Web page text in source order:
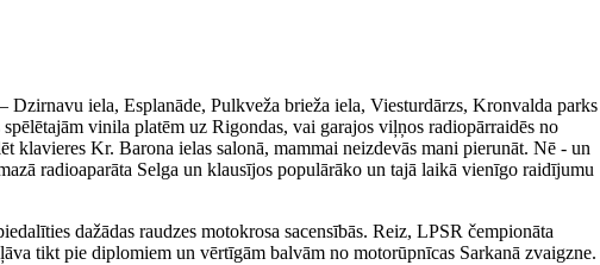
Dzirnavu iela, Esplanāde, Pulkveža brieža iela, Viesturdārzs, Kronvalda parks
vinila platēm uz Rigondas, vai garajos viļņos radiopārraidēs no
klavieres Kr. Barona ielas salonā, mammai neizdevās mani pierunāt. Nē - un
radioaparāta Selga un klausījos populārāko un tajā laikā vienīgo raidījumu
dažādas raudzes motokrosa sacensībās. Reiz, LPSR čempionāta
tikt pie diplomiem un vērtīgām balvām no motorūpnīcas Sarkanā zvaigzne.